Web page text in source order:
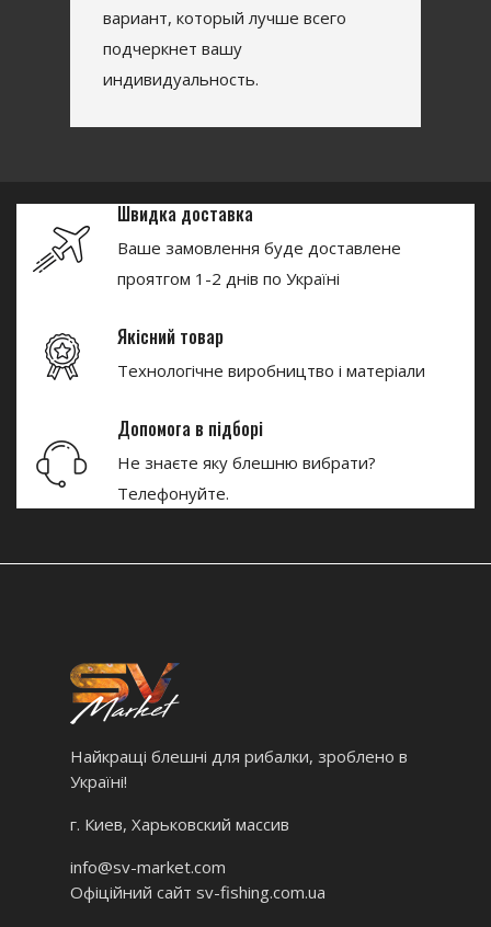
вариант, который лучше всего
подчеркнет вашу
индивидуальность.
Швидка доставка
Ваше замовлення буде доставлене
проятгом 1-2 днів по Україні
Якісний товар
Технологічне виробництво і матеріали
Допомога в підборі
Не знаєте яку блешню вибрати?
Телефонуйте.
Найкращі блешні для рибалки, зроблено в
Україні!
г. Киев, Харьковский массив
info@sv-market.com
Офіційний сайт sv-fishing.com.ua